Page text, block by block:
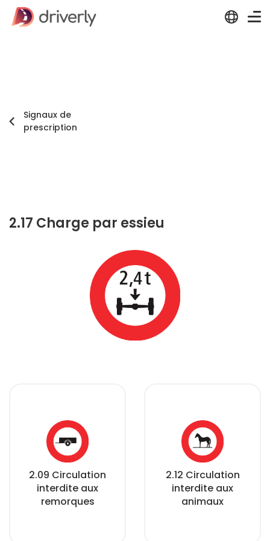
Signaux de
prescription
2.17 Charge par essieu
2.09 Circulation
interdite aux
remorques
2.12 Circulation
interdite aux
animaux